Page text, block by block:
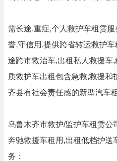
需长途,重症,个人救护车租赁
誉,守信用.提供跨省转运救护
途跨市救治车,出租私人救援车
质救护车出租包含急救,救援和
齐县有社会责任感的新型汽车
乌鲁木齐市救护/监护车租赁公
奔驰救援车租用,出租低档护送
务：